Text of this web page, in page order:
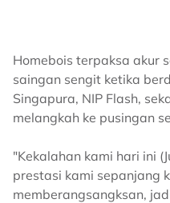
Homebois terpaksa akur
saingan sengit ketika
Singapura, NIP Flash,
melangkah ke pusingan
"Kekalahan kami hari ini
prestasi kami sepanjang
memberangsangksan,